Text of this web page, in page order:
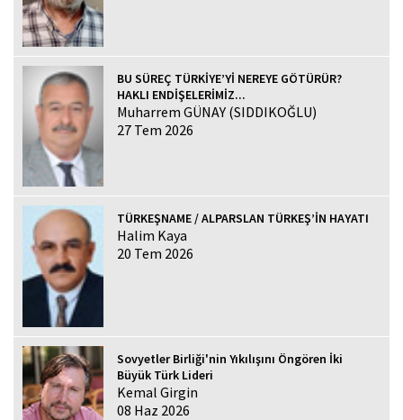
BU SÜREÇ TÜRKİYE’Yİ NEREYE GÖTÜRÜR?
HAKLI ENDİŞELERİMİZ...
Muharrem GÜNAY (SIDDIKOĞLU)
27 Tem 2026
TÜRKEŞNAME / ALPARSLAN TÜRKEŞ’İN HAYATI
Halim Kaya
20 Tem 2026
Sovyetler Birliği'nin Yıkılışını Öngören İki
Büyük Türk Lideri
Kemal Girgin
08 Haz 2026